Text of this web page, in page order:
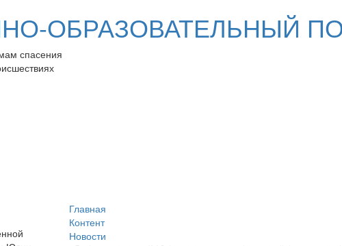
ОБРАЗОВАТЕЛЬНЫЙ
спасения
Главная
Контент
Новости